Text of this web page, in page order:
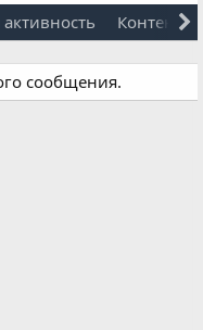
Контент
сообщения.